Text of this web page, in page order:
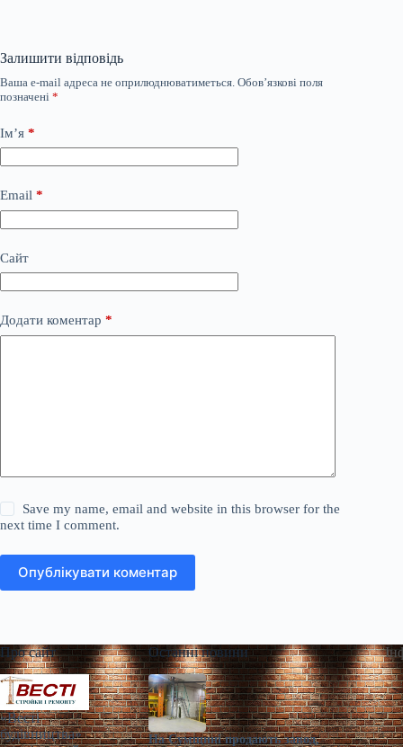
Залишити відповідь
Ваша e-mail адреса не оприлюднюватиметься. Обов’язкові поля
позначені *
Ім’я *
Email *
Сайт
Додати коментар *
Save my name, email and website in this browser for the
next time I comment.
Опублікувати коментар
Про сайт
«Весті
будівництва»
Останні новини
На Сумщині продають завод,